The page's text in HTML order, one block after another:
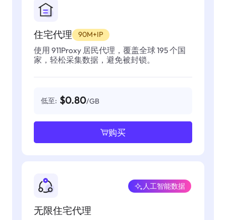
住宅代理 90M+IP
使用 911Proxy 居民代理，覆盖全球 195 个国
家，轻松采集数据，避免被封锁。
低至: $0.80/GB
购买
无限住宅代理
人工智能数据